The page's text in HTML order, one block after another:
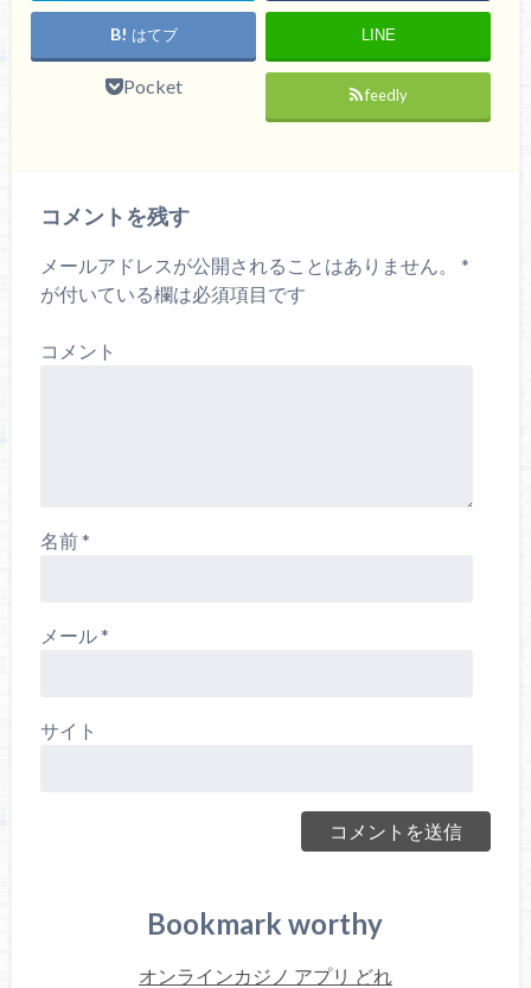
はてブ LINE
Pocket feedly
コメントを残す
メールアドレスが公開されることはありません。
*
が付いている欄は必須項目です
コメント
名前*
メール*
サイト
Bookmark worthy
オンラインカジノ アプリ どれ